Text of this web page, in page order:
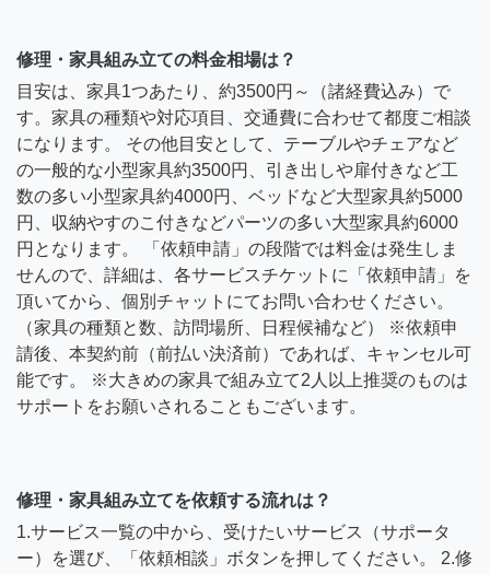
修理・家具組み立ての料金相場は？
目安は、家具1つあたり、約3500円～（諸経費込み）で
す。家具の種類や対応項目、交通費に合わせて都度ご相談
になります。 その他目安として、テーブルやチェアなど
の一般的な小型家具約3500円、引き出しや扉付きなど工
数の多い小型家具約4000円、ベッドなど大型家具約5000
円、収納やすのこ付きなどパーツの多い大型家具約6000
円となります。 「依頼申請」の段階では料金は発生しま
せんので、詳細は、各サービスチケットに「依頼申請」を
頂いてから、個別チャットにてお問い合わせください。
（家具の種類と数、訪問場所、日程候補など） ※依頼申
請後、本契約前（前払い決済前）であれば、キャンセル可
能です。 ※大きめの家具で組み立て2人以上推奨のものは
サポートをお願いされることもございます。
修理・家具組み立てを依頼する流れは？
1.サービス一覧の中から、受けたいサービス（サポータ
ー）を選び、「依頼相談」ボタンを押してください。 2.修